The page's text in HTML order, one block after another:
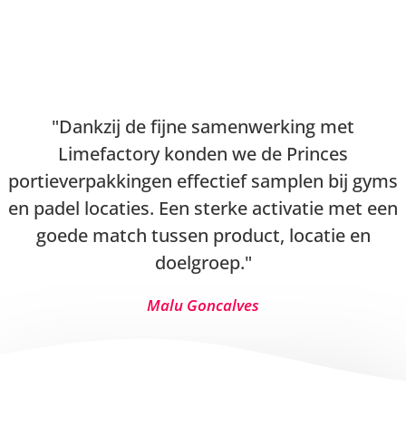
Dankzij de fijne samenwerking met
Limefactory konden we de Princes
portieverpakkingen effectief samplen bij gyms
en padel locaties. Een sterke activatie met een
goede match tussen product, locatie en
doelgroep.
Malu Goncalves